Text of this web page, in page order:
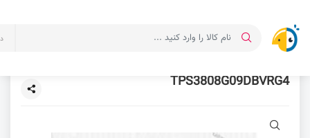
TPS3808G09DBVRG4